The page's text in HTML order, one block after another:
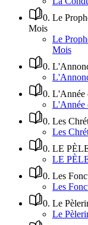
0. Le
Mois
Le
Mois
0.
0. L'Année
L'Année
0. Les
Les
0. LE
LE
0. Les
Les
0. Le
Le